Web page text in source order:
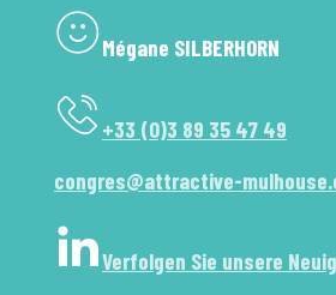
Mégane SILBERHORN
+33 (0)3 89 35 47 49
congres@attractive-
Verfolgen Sie unsere